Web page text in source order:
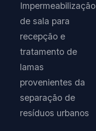
Impermeabilização
de sala para
recepção e
tratamento de
lamas
provenientes da
separação de
resíduos urbanos